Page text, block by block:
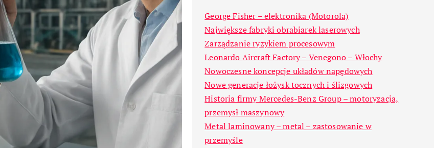
George Fisher – elektronika (Motorola)
Największe fabryki obrabiarek laserowych
Zarządzanie ryzykiem procesowym
Leonardo Aircraft Factory – Venegono – Włochy
Nowoczesne koncepcje układów napędowych
Nowe generacje łożysk tocznych i ślizgowych
Historia firmy Mercedes-Benz Group – motoryzacja,
przemysł maszynowy
Metal laminowany – metal – zastosowanie w
przemyśle